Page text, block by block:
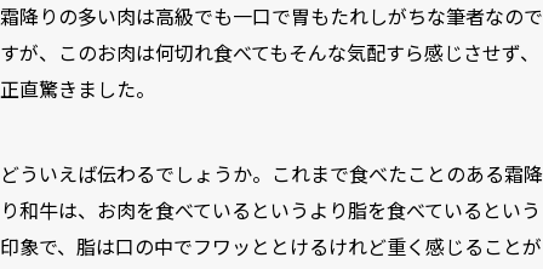
霜降りの多い肉は高級でも一口で胃もたれしがちな筆者なので
すが、このお肉は何切れ食べてもそんな気配すら感じさせず、
正直驚きました。
どういえば伝わるでしょうか。これまで食べたことのある霜降
り和牛は、お肉を食べているというより脂を食べているという
印象で、脂は口の中でフワッととけるけれど重く感じることが